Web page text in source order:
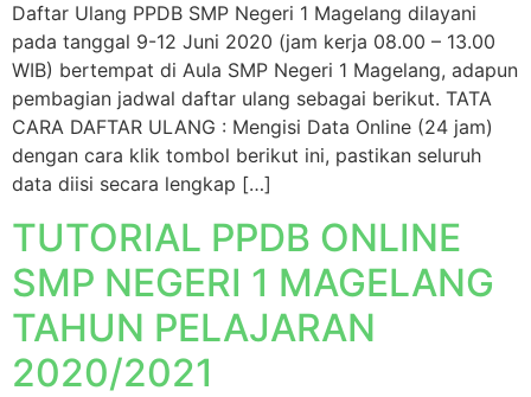
Daftar Ulang PPDB SMP Negeri 1 Magelang dilayani
pada tanggal 9-12 Juni 2020 (jam kerja 08.00 – 13.00
WIB) bertempat di Aula SMP Negeri 1 Magelang, adapun
pembagian jadwal daftar ulang sebagai berikut. TATA
CARA DAFTAR ULANG : Mengisi Data Online (24 jam)
dengan cara klik tombol berikut ini, pastikan seluruh
data diisi secara lengkap […]
TUTORIAL PPDB ONLINE
SMP NEGERI 1 MAGELANG
TAHUN PELAJARAN
2020/2021